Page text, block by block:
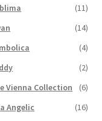
(11)
(14)
(4)
(2)
Vienna Collection
(6)
Angelic
(16)